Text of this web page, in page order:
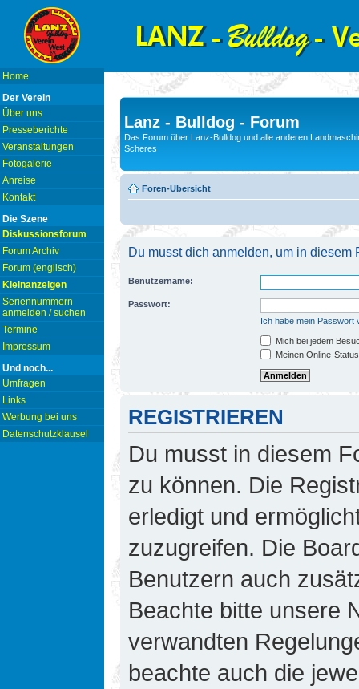
Home
Der Verein
Über uns
Presseberichte
Veranstaltungen
Fotogalerie
Anreise
Kontakt
Die Szene
Diskussionsforum
Forum Archiv
Forum (englisch)
Kleinanzeigen
Seriennummern
anmelden / suchen
Termine
Impressum
Und noch...
Umfragen
Links
Werbung bei uns
Datenschutzklausel
Lanz - Bulldog - Forum
Das Forum über Lanz-Bulldog und alle anderen
Scheres
Foren-Übersicht
Du musst dich anmelden, um in diesem
Benutzername:
Passwort:
Ich habe mein Passwort
Mich bei jedem
Meinen Online-
REGISTRIEREN
Du musst in diesem
zu können. Die
erledigt und
zuzugreifen. Die
Benutzern auch
Beachte bitte unsere
verwandten
beachte auch die